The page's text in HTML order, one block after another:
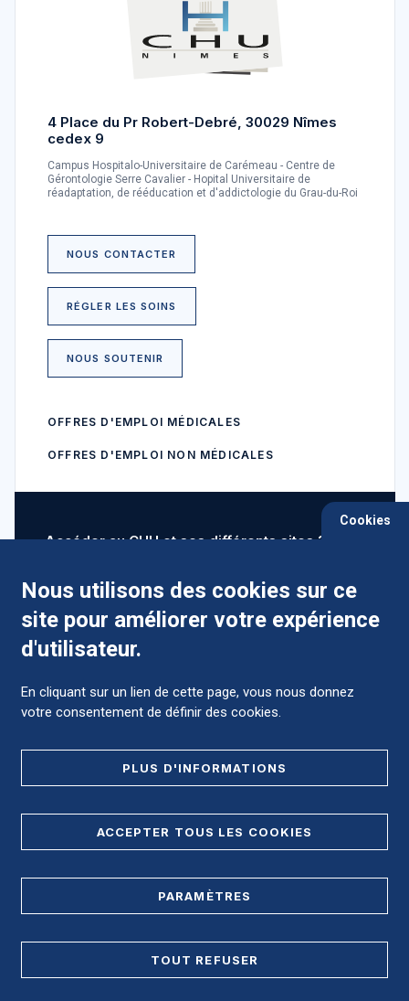
4 Place du Pr Robert-Debré, 30029 Nîmes
cedex 9
Campus Hospitalo-Universitaire de Carémeau - Centre de
Gérontologie Serre Cavalier - Hopital Universitaire de
réadaptation, de rééducation et d'addictologie du Grau-du-Roi
NOUS CONTACTER
RÉGLER LES SOINS
NOUS SOUTENIR
OFFRES D'EMPLOI MÉDICALES
OFFRES D'EMPLOI NON MÉDICALES
Accéder au CHU et ses différents sites ?
Comment préparer mon hospitalisation ?
PLAN DE SITE
Cookies
Nous utilisons des cookies sur ce
site pour améliorer votre expérience
d'utilisateur.
En cliquant sur un lien de cette page, vous nous donnez
votre consentement de définir des cookies.
PLUS D'INFORMATIONS
ACCEPTER TOUS LES COOKIES
PARAMÈTRES
TOUT REFUSER